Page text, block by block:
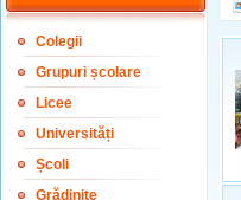
Colegii
Grupuri școlare
Licee
Universități
Școli
Grădinițe